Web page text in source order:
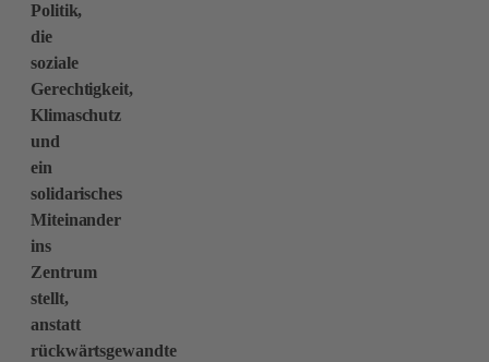
Politik,
die
soziale
Gerechtigkeit,
Klimaschutz
und
ein
solidarisches
Miteinander
ins
Zentrum
stellt,
anstatt
rückwärtsgewandte